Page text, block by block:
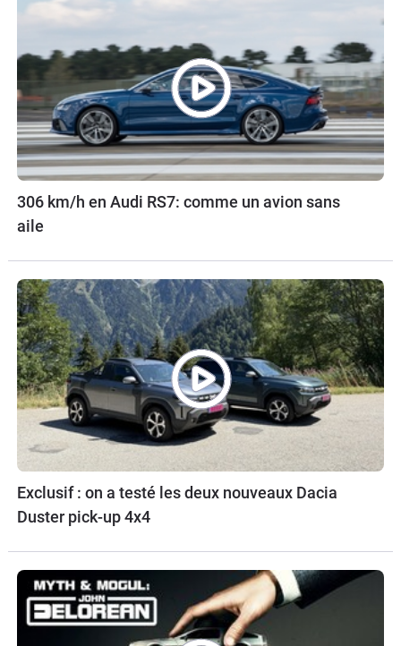
306 km/h en Audi RS7: comme un avion sans
aile
Exclusif : on a testé les deux nouveaux Dacia
Duster pick-up 4x4